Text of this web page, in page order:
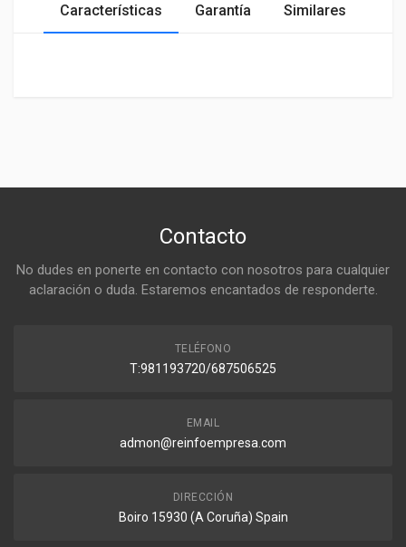
Características Garantía Similares
Contacto
No dudes en ponerte en contacto con nosotros para cualquier
aclaración o duda. Estaremos encantados de responderte.
TELÉFONO
T:981193720/687506525
EMAIL
admon@reinfoempresa.com
DIRECCIÓN
Boiro 15930 (A Coruña) Spain